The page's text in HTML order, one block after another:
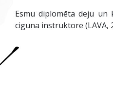
Esmu diplomēta deju un
ciguna instruktore (LAVA,